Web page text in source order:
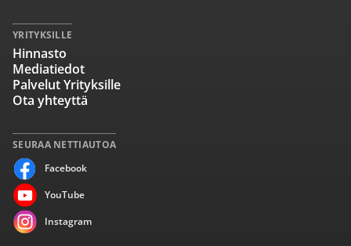
SEURAA NETTIAUTOA
Facebook
YouTube
Instagram
YRITYKSILLE
Hinnasto
Mediatiedot
Palvelut Yrityksille
Ota yhteyttä